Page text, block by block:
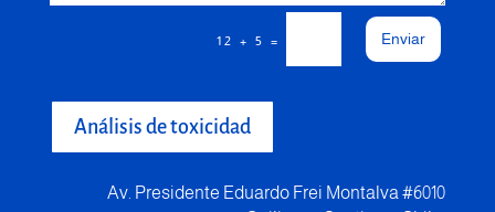
12 + 5 = Enviar
Análisis de toxicidad
Av. Presidente Eduardo Frei Montalva #6010